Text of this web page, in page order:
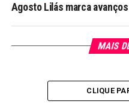
Agosto Lilás marca
MAIS
CLIQUE